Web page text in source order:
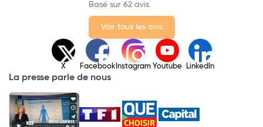
Basé sur 62 avis.
Voir tous les avis
X Facebook Instagram Youtube LinkedIn
La presse parle de nous